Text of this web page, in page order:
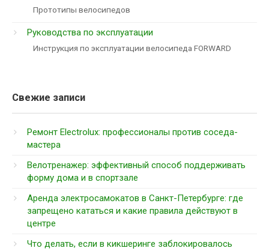
Прототипы велосипедов
Руководства по эксплуатации
Инструкция по эксплуатации велосипеда FORWARD
Свежие записи
Ремонт Electrolux: профессионалы против соседа-
мастера
Велотренажер: эффективный способ поддерживать
форму дома и в спортзале
Аренда электросамокатов в Санкт-Петербурге: где
запрещено кататься и какие правила действуют в
центре
Что делать, если в кикшеринге заблокировалось